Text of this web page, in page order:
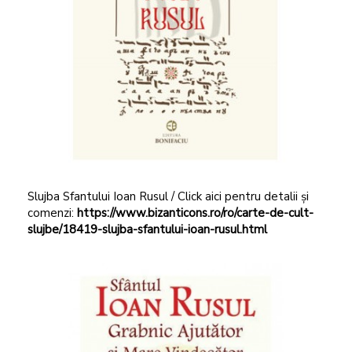
Slujba Sfantului Ioan Rusul / Click aici pentru detalii și
comenzi: https://www.bizanticons.ro/ro/carte-de-cult-
slujbe/18419-slujba-sfantului-ioan-rusul.html